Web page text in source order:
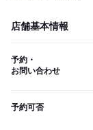
店舗基本情報
予約・
お問い合わせ
予約可否